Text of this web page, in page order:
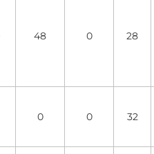
48 0 28
0 0 32